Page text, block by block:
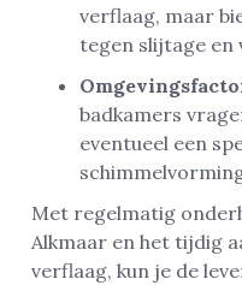
verflaag, maar
tegen slijtage en
badkamers
eventueel een
Met regelmatig
Alkmaar en het tijdig
verflaag, kun je de